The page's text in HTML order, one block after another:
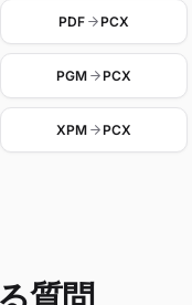
PDF PCX
PGM PCX
XPM PCX